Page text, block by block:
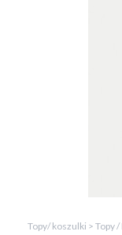
Topy/ koszulki > Topy